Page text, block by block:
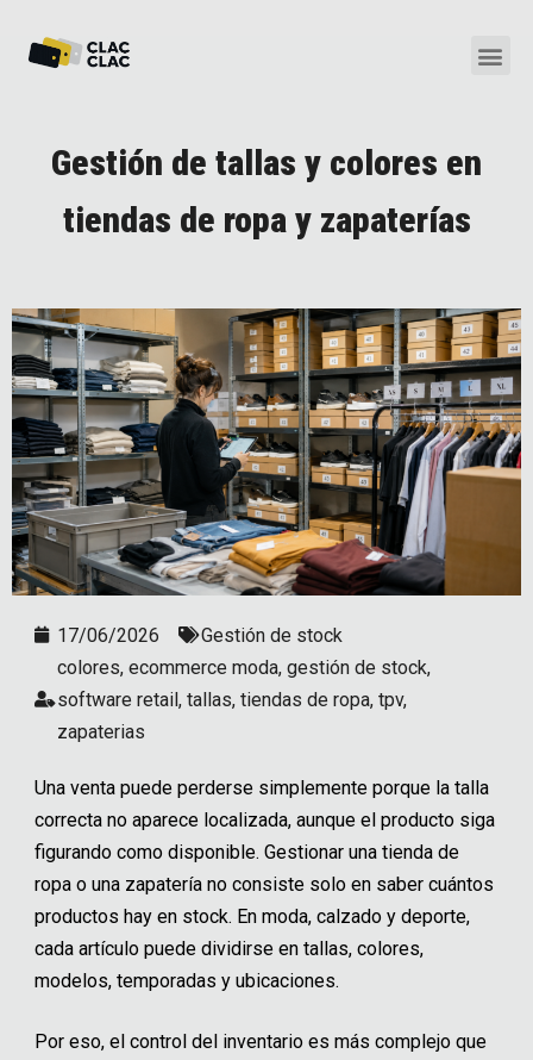
Gestión de tallas y colores en
tiendas de ropa y zapaterías
17/06/2026
Gestión de stock
colores, ecommerce moda, gestión de stock,
software retail, tallas, tiendas de ropa, tpv,
zapaterias
Una venta puede perderse simplemente porque la talla
correcta no aparece localizada, aunque el producto siga
figurando como disponible. Gestionar una tienda de
ropa o una zapatería no consiste solo en saber cuántos
productos hay en stock. En moda, calzado y deporte,
cada artículo puede dividirse en tallas, colores,
modelos, temporadas y ubicaciones.
Por eso, el control del inventario es más complejo que